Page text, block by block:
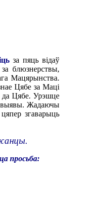
за пяць відаў
блюзнерствы,
Мацярынства.
Цябе за Маці
да Цябе. Урэшце
выявы. Жадаючы
згаварыць
просьба: